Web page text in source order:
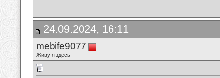
24.09.2024, 16:11
mebife9077
Живу я здесь